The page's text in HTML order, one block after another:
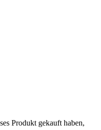
Produkt gekauft haben,